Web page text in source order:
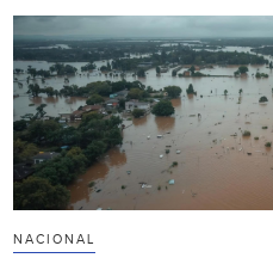
NACIONAL